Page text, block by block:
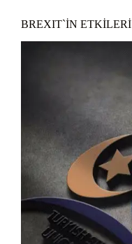
BREXIT`İN ETKİLERİ